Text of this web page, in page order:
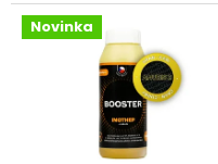
Novinka